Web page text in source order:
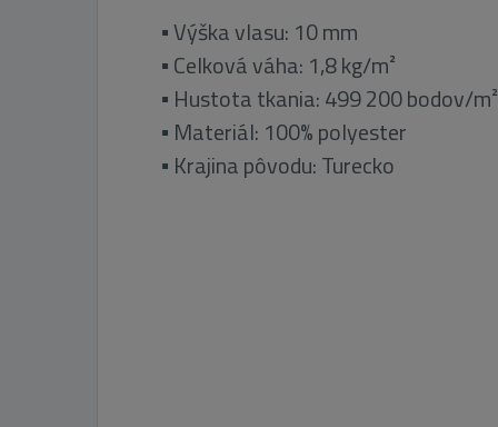
▪ Výška vlasu: 10 mm
▪ Celková váha: 1,8 kg/m²
▪ Hustota tkania: 499 200 bodov/m²
▪ Materiál: 100% polyester
▪ Krajina pôvodu: Turecko